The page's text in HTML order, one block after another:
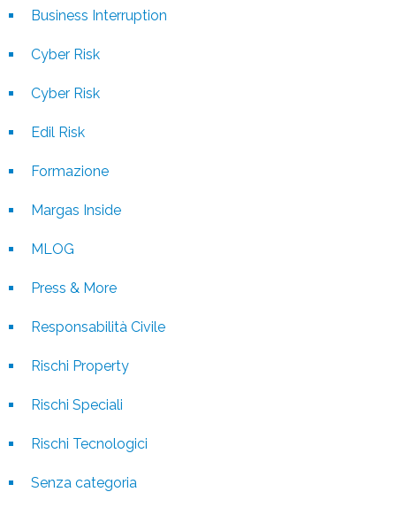
Business Interruption
Cyber Risk
Cyber Risk
Edil Risk
Formazione
Margas Inside
MLOG
Press & More
Responsabilità Civile
Rischi Property
Rischi Speciali
Rischi Tecnologici
Senza categoria